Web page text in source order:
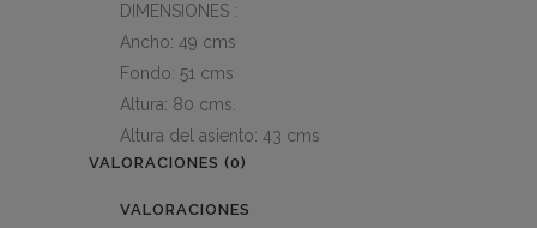
DIMENSIONES :
Ancho: 49 cms
Fondo: 51 cms
Altura: 80 cms.
Altura del asiento: 43 cms
VALORACIONES (0)
VALORACIONES